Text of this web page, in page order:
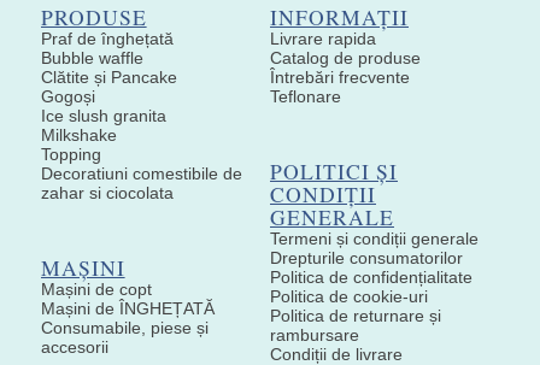
PRODUSE
Praf de înghețată
Bubble waffle
Clătite și Pancake
Gogoși
Ice slush granita
Milkshake
Topping
Decoratiuni comestibile de
zahar si ciocolata
MAȘINI
Mașini de copt
Mașini de ÎNGHEȚATĂ
Consumabile, piese și
accesorii
INFORMAȚII
Livrare rapida
Catalog de produse
Întrebări frecvente
Teflonare
POLITICI ȘI
CONDIȚII
GENERALE
Termeni și condiții generale
Drepturile consumatorilor
Politica de confidențialitate
Politica de cookie-uri
Politica de returnare și
rambursare
Condiții de livrare